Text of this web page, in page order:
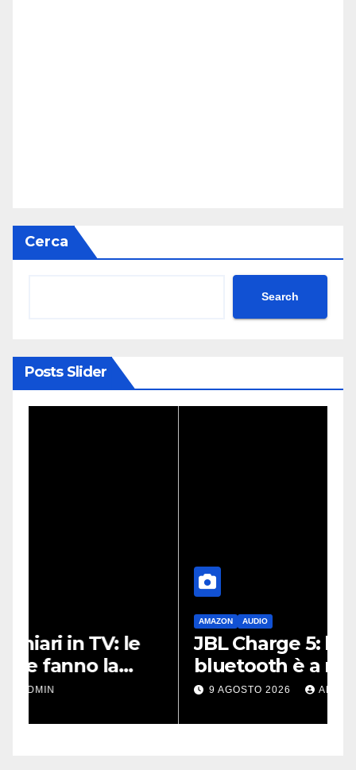
Cerca
Search
Posts Slider
JBL Charge 5: lo speaker
bluetooth è a metà prezzo
su Amazon
ADMIN